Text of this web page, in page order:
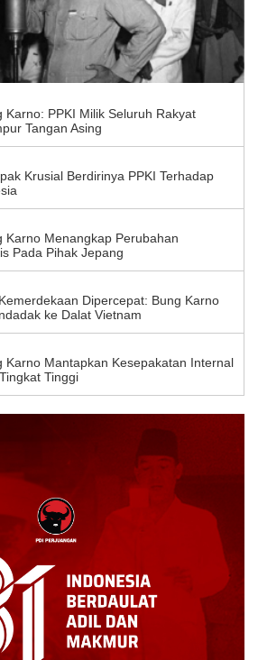
Karno: PPKI Milik Seluruh Rakyat
Tangan Asing
Krusial Berdirinya PPKI Terhadap
Karno Menangkap Perubahan
Pada Pihak Jepang
Dipercepat: Bung Karno
ke Dalat Vietnam
Karno Mantapkan Kesepakatan Internal
Tinggi